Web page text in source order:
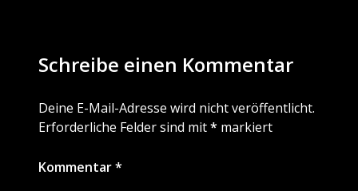
Schreibe einen Kommentar
Deine E-Mail-Adresse wird nicht veröffentlicht.
Erforderliche Felder sind mit* markiert
Kommentar*